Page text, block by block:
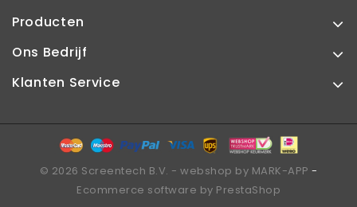
Producten
Ons Bedrijf
Klanten Service
© 2026 Screentech B.V. - webshop by MARK-APP -
Ecommerce software by PrestaShop